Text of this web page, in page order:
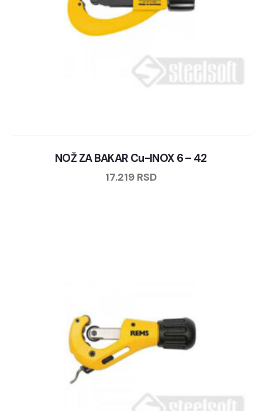
NOŽ ZA BAKAR Cu-INOX 6 – 42
17.219 RSD